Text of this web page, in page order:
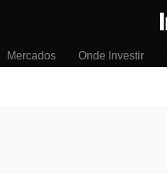
Mercados Onde Investir